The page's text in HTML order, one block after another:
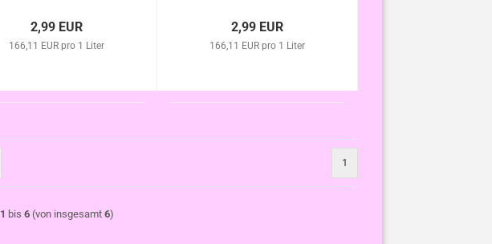
T1813 T1803 kompatibel
2,99 EUR
166,11 EUR pro 1 Liter
T1804 kompatibel
2,99 EUR
166,11 EUR pro 1 Liter
1
1 bis 6 (von insgesamt 6)